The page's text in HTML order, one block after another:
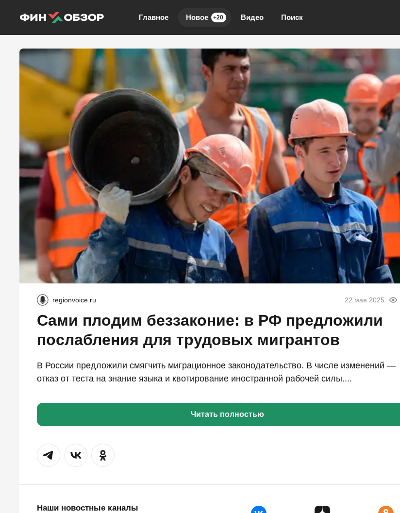
Главное Новое +20 Видео Поиск
regionvoice.ru 22 мая 2025
Сами плодим беззаконие: в РФ предложили
послабления для трудовых мигрантов
В России предложили смягчить миграционное законодательство. В числе изменений —
отказ от теста на знание языка и квотирование иностранной рабочей силы....
Читать полностью
Наши новостные каналы